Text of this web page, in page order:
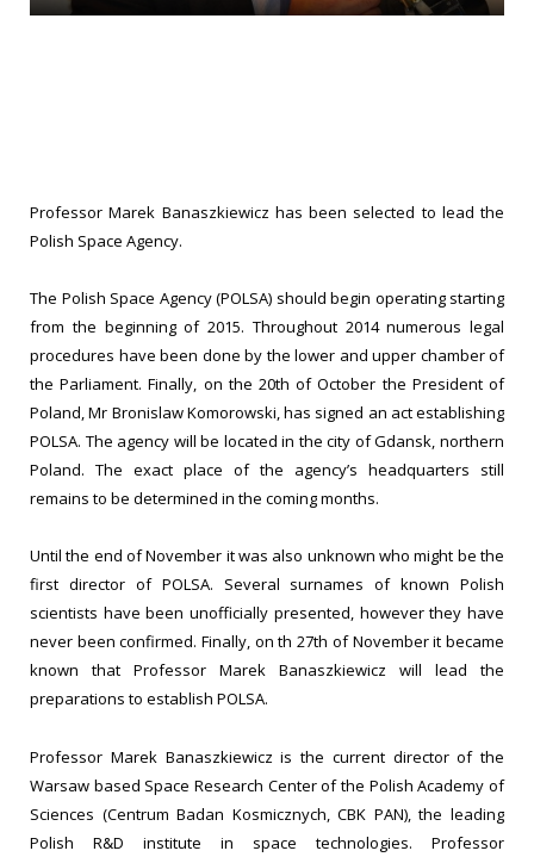
Professor Marek Banaszkiewicz has been selected to lead the
Polish Space Agency.
The Polish Space Agency (POLSA) should begin operating starting
from the beginning of 2015. Throughout 2014 numerous legal
procedures have been done by the lower and upper chamber of
the Parliament. Finally, on the 20th of October the President of
Poland, Mr Bronislaw Komorowski, has signed an act establishing
POLSA. The agency will be located in the city of Gdansk, northern
Poland. The exact place of the agency’s headquarters still
remains to be determined in the coming months.
Until the end of November it was also unknown who might be the
first director of POLSA. Several surnames of known Polish
scientists have been unofficially presented, however they have
never been confirmed. Finally, on th 27th of November it became
known that Professor Marek Banaszkiewicz will lead the
preparations to establish POLSA.
Professor Marek Banaszkiewicz is the current director of the
Warsaw based Space Research Center of the Polish Academy of
Sciences (Centrum Badan Kosmicznych, CBK PAN), the leading
Polish R&D institute in space technologies. Professor